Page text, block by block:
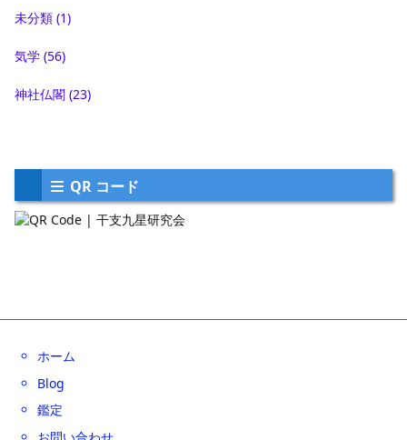
未分類 (1)
気学 (56)
神社仏閣 (23)
QR コード
ホーム
Blog
鑑定